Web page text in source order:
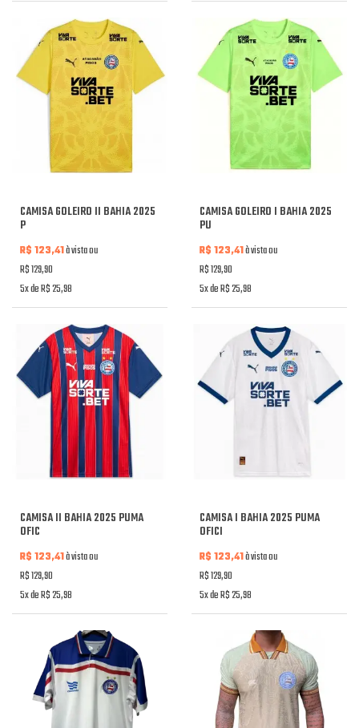
CAMISA GOLEIRO II BAHIA 2025
P
R$ 123,41à vista ou
R$ 129,90
5x de R$ 25,98
CAMISA GOLEIRO I BAHIA 2025
PU
R$ 123,41à vista ou
R$ 129,90
5x de R$ 25,98
CAMISA II BAHIA 2025 PUMA
OFIC
R$ 123,41à vista ou
R$ 129,90
5x de R$ 25,98
CAMISA I BAHIA 2025 PUMA
OFICI
R$ 123,41à vista ou
R$ 129,90
5x de R$ 25,98